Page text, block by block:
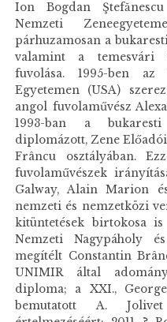
Ion Bogdan
Nemzeti
párhuzamosan a
valamint a temesvári
fuvolása. 1995-ben az
Egyetemen (USA)
angol fuvolaművész
1993-ban a bukaresti
diplomázott, Zene
Frâncu osztályában.
fuvolaművészek
Galway, Alain Marion
nemzeti és nemzetközi
kitüntetések birtokosa
Nemzeti Nagypáholy
megítélt Constantin
UNIMIR által
diploma; a XXI.,
bemutatott A.